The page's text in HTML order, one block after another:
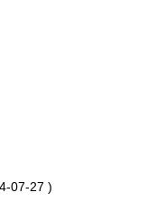
07-27 )